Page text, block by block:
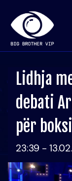
Lidhja
debati
për
23:39 -